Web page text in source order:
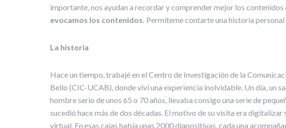
importante, nos ayudan a recordar y comprender mejor los contenidos
evocamos los contenidos. Permíteme contarte una historia
La historia
Hace un tiempo, trabajé en el Centro de Investigación de la
Bello (CIC-UCAB), donde viví una experiencia inolvidable. Un día, un
hombre serio de unos 65 o 70 años, llevaba consigo una serie de
sucedió hace más de dos décadas. El motivo de su visita era digitalizar
virtual. En esas cajas había unas 2000 diapositivas, cada una